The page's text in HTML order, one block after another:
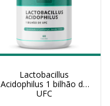
Lactobacillus
Acidophilus 1 bilhão de
UFC